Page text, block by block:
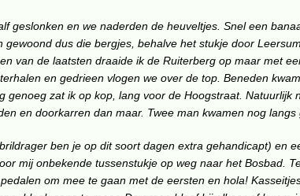
geslonken en we naderden de heuveltjes. Snel een
gewoond dus die bergjes, behalve het stukje door
van de laatsten draaide ik de Ruiterberg op maar met
en gedrieen vlogen we over de top. Beneden
genoeg zat ik op kop, lang voor de Hoogstraat. Natuurlijk
en doorkarren dan maar. Twee man kwamen nog langs
ben je op dit soort dagen extra gehandicapt) en
mij onbekende tussenstukje op weg naar het Bosbad.
om mee te gaan met de eersten en hola!